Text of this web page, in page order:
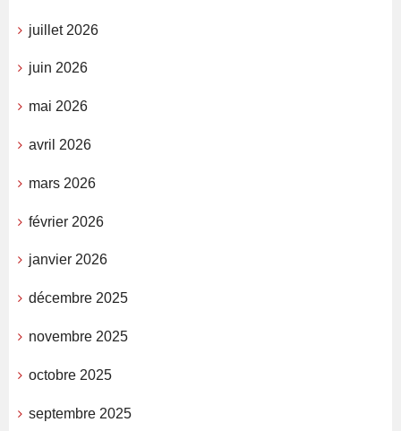
juillet 2026
juin 2026
mai 2026
avril 2026
mars 2026
février 2026
janvier 2026
décembre 2025
novembre 2025
octobre 2025
septembre 2025